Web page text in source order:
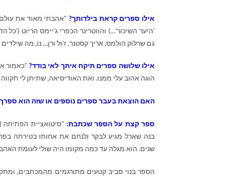
אילו ספרים קראת בילדותך?"אהבתי מאוד את עולם
'היער השיכור'…) והווטרינר הכפרי ג'יימס הריוט ('כל
גם שרלוק הולמס, אריך קסטנר, ז'ול ורן… נו, מה
אילו שלושה ספרים תיקח איתך לאי בודד?"כאמור
הוגה אהוב עלי ממנו. ואת האודיסיאה, שתיתן לי
האם הוצאת בעבר ספרים נוספים או שזה הוא
ספר קצת על הספר שכתבת:
בנה שארל מגיע לבקר ולנחם את אחותו בטירתה
שנים. הוא מגלה עד כמה מקומו היה שולי לעומת
הספר בנוי סביב קטעים מתורגמים מהמכתבים,